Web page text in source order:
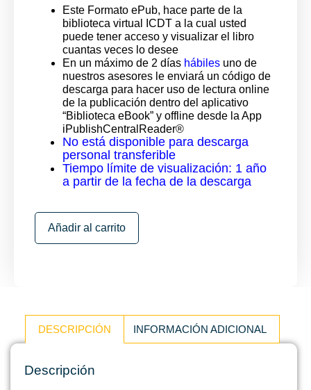
Este Formato ePub, hace parte de la
biblioteca virtual ICDT a la cual usted
puede tener acceso y visualizar el libro
cuantas veces lo desee
En un máximo de 2 días hábiles uno de
nuestros asesores le enviará un código de
descarga para hacer uso de lectura online
de la publicación dentro del aplicativo
“Biblioteca eBook” y offline desde la App
iPublishCentralReader®
No está disponible para descarga
personal transferible
Tiempo límite de visualización: 1 año
a partir de la fecha de la descarga
Añadir al carrito
DESCRIPCIÓN INFORMACIÓN ADICIONAL
Descripción